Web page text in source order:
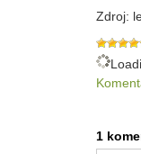
Zdroj:
1